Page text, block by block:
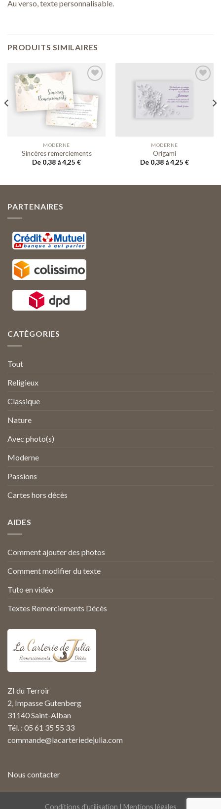
Au verso, texte personnalisable.
PRODUITS SIMILAIRES
Ajouter
à ma
liste de
souhaits
MODERNE
Sincères remerciements
De 0,38 à 4,25 €
Ajouter
MODERNE
Origami
De 0,38 à 4,25 €
PARTENAIRES
CATÉGORIES
Tout
Religieux
Classique
Nature
Avec photo(s)
Moderne
Passions
Cartes hors décès
AIDES
Comment ajouter des photos
Comment modifier du texte
Tuto en vidéo
Textes Remerciements Décès
ZI du Terroir
2, Impasse Gutenberg
31140 Saint-Alban
Tél. : 05 61 35 55 33
commande@lacarteriedejulia.com
Nous contacter
Conditions d'utilisation | Mentions légales